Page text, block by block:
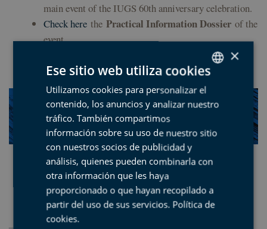
main event of the IUGS 60th anniversary celebration.
Check here the Practical Information Dossier of the
event.
DOWNLOAD THE PROGRAMHERE
CheckTHE FIRST 100 LIST
ANNOUNCEMENTand the online version
E BOOKat the new website of the IUGS
International Commission on Geoheritage.
SPANISH
BASQUE
ENGLISH
×
Ese sitio web utiliza cookies
Utilizamos cookies para personalizar el
contenido, los anuncios y analizar nuestro
tráfico. También compartimos
información sobre su uso de nuestro sitio
con nuestros socios de publicidad y
análisis, quienes pueden combinarla con
otra información que les haya
proporcionado o que hayan recopilado a
partir del uso de sus servicios. Política de
cookies.